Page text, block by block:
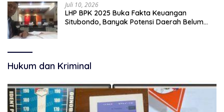
Juli 10, 2026
LHP BPK 2025 Buka Fakta Keuangan
Situbondo, Banyak Potensi Daerah Belum
Hukum dan Kriminal